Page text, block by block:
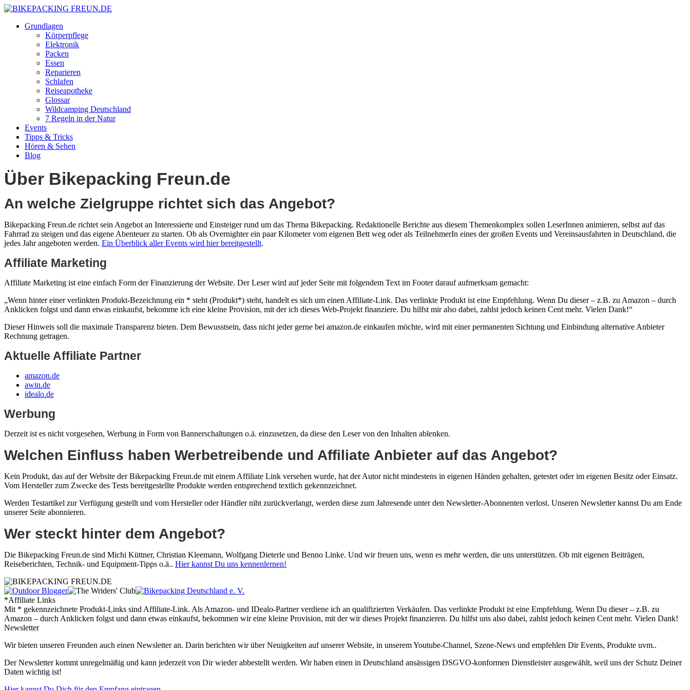
Grundlagen
Körperpflege
Elektronik
Packen
Essen
Reparieren
Schlafen
Reiseapotheke
Glossar
Wildcamping Deutschland
7 Regeln in der Natur
Events
Tipps & Tricks
Hören & Sehen
Blog
Über Bikepacking Freun.de
An welche Zielgruppe richtet sich das Angebot?
Bikepacking Freun.de richtet sein Angebot an Interessierte und Einsteiger rund um das Thema Bikepacking. Redaktionelle Berichte aus diesem Themenkomplex sollen LeserInnen animieren, selbst auf das
Fahrrad zu steigen und das eigene Abenteuer zu starten. Ob als Overnighter ein paar Kilometer vom eigenen Bett weg oder als TeilnehmerIn eines der großen Events und Vereinsausfahrten in Deutschland, die
jedes Jahr angeboten werden. Ein Überblick aller Events wird hier bereitgestellt.
Affiliate Marketing
Affiliate Marketing ist eine einfach Form der Finanzierung der Website. Der Leser wird auf jeder Seite mit folgendem Text im Footer darauf aufmerksam gemacht:
„Wenn hinter einer verlinkten Produkt-Bezeichnung ein * steht (Produkt*) steht, handelt es sich um einen Affiliate-Link. Das verlinkte Produkt ist eine Empfehlung. Wenn Du dieser – z.B. zu Amazon – durch
Anklicken folgst und dann etwas einkaufst, bekomme ich eine kleine Provision, mit der ich dieses Web-Projekt finanziere. Du hilfst mir also dabei, zahlst jedoch keinen Cent mehr. Vielen Dank!“
Dieser Hinweis soll die maximale Transparenz bieten. Dem Bewusstsein, dass nicht jeder gerne bei amazon.de einkaufen möchte, wird mit einer permanenten Sichtung und Einbindung alternative Anbieter
Rechnung getragen.
Aktuelle Affiliate Partner
amazon.de
awin.de
idealo.de
Werbung
Derzeit ist es nicht vorgesehen, Werbung in Form von Bannerschaltungen o.ä. einzusetzen, da diese den Leser von den Inhalten ablenken.
Welchen Einfluss haben Werbetreibende und Affiliate Anbieter auf das Angebot?
Kein Produkt, das auf der Website der Bikepacking Freun.de mit einem Affiliate Link versehen wurde, hat der Autor nicht mindestens in eigenen Händen gehalten, getestet oder im eigenen Besitz oder Einsatz.
Vom Hersteller zum Zwecke des Tests bereitgestellte Produkte werden entsprechend textlich gekennzeichnet.
Werden Testartikel zur Verfügung gestellt und vom Hersteller oder Händler niht zurückverlangt, werden diese zum Jahresende unter den Newsletter-Abonnenten verlost. Unseren Newsletter kannst Du am Ende
unserer Seite abonnieren.
Wer steckt hinter dem Angebot?
Die Bikepacking Freun.de sind Michi Küttner, Christian Kleemann, Wolfgang Dieterle und Benno Linke. Und wir freuen uns, wenn es mehr werden, die uns unterstützen. Ob mit eigenen Beiträgen,
Reiseberichten, Technik- und Equipment-Tipps o.ä.. Hier kannst Du uns kennenlernen!
*Affiliate Links
Mit * gekennzeichnete Produkt-Links sind Affiliate-Link. Als Amazon- und IDealo-Partner verdiene ich an qualifizierten Verkäufen. Das verlinkte Produkt ist eine Empfehlung. Wenn Du dieser – z.B. zu
Amazon – durch Anklicken folgst und dann etwas einkaufst, bekommen wir eine kleine Provision, mit der wir dieses Projekt finanzieren. Du hilfst uns also dabei, zahlst jedoch keinen Cent mehr. Vielen Dank!
Newsletter
Wir bieten unseren Freunden auch einen Newsletter an. Darin berichten wir über Neuigkeiten auf unserer Website, in unserem Youtube-Channel, Szene-News und empfehlen Dir Events, Produkte uvm..
Der Newsletter kommt unregelmäßig und kann jederzeit von Dir wieder abbestellt werden. Wir haben einen in Deutschland ansässigen DSGVO-konformen Dienstleister ausgewählt, weil uns der Schutz Deiner
Daten wichtig ist!